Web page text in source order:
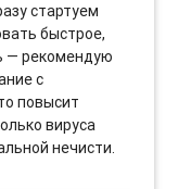
стартуем
быстрое,
— рекомендую
с
повысит
вируса
нечисти.